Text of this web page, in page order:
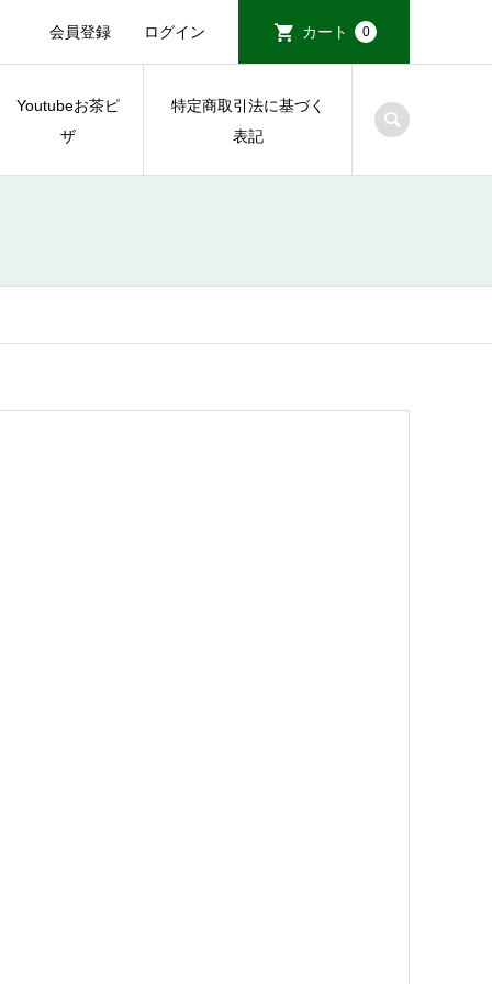
会員登録 ログイン カート 0
Youtubeお茶ピ
ザ
特定商取引法に基づく
表記